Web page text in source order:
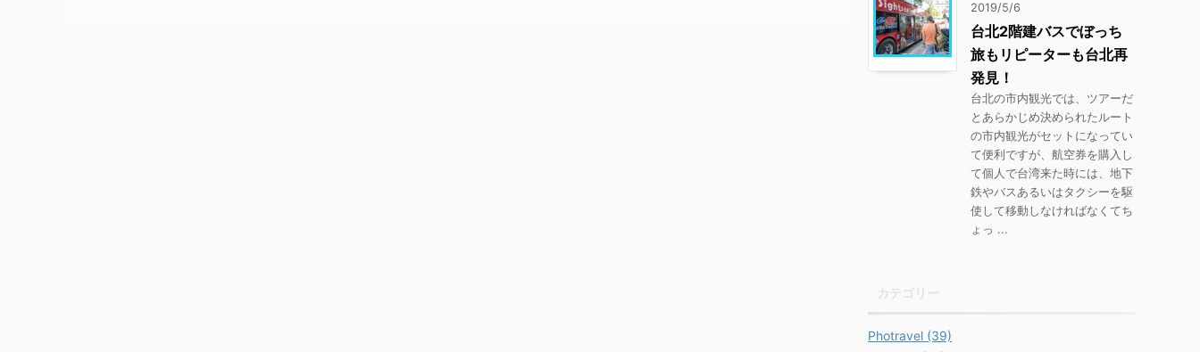
2019/5/6
台北2階建バスでぼっち
旅もリピーターも台北再
発見！
台北の市内観光では、ツアーだ
とあらかじめ決められたルート
の市内観光がセットになってい
て便利ですが、航空券を購入し
て個人で台湾来た時には、地下
鉄やバスあるいはタクシーを駆
使して移動しなければなくてち
ょっ ...
Photravel (39)